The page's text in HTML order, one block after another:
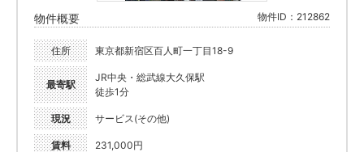
物件概要 物件ID：212862
住所 東京都新宿区百人町一丁目18-9
最寄駅
JR中央・総武線大久保駅
徒歩1分
現況 サービス(その他)
賃料 231,000円